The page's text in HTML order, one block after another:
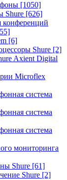
[1050]
Shure [626]
конференций
[6]
Shure [2]
Axient Digital
Microflex
система
система
система
мониторинга
Shure [61]
Shure [2]